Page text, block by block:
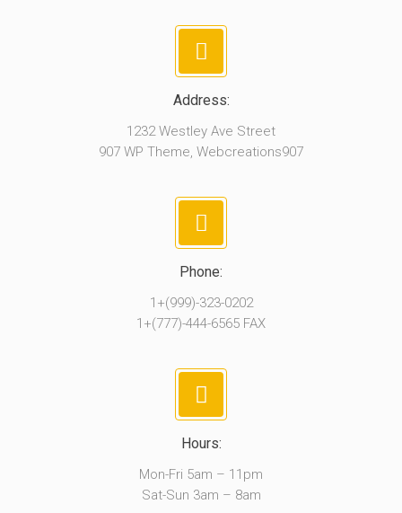
Address:
1232 Westley Ave Street
907 WP Theme, Webcreations907
Phone:
1+(999)-323-0202
1+(777)-444-6565 FAX
Hours:
Mon-Fri 5am – 11pm
Sat-Sun 3am – 8am